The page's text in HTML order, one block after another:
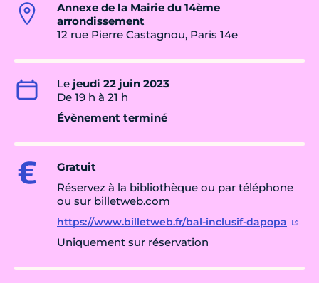
Annexe de la Mairie du 14ème
arrondissement
12 rue Pierre Castagnou, Paris 14e
Le jeudi 22 juin 2023
De 19 h à 21 h
Évènement terminé
Gratuit
Réservez à la bibliothèque ou par téléphone
ou sur billetweb.com
https://www.billetweb.fr/bal-inclusif-dapopa
Uniquement sur réservation